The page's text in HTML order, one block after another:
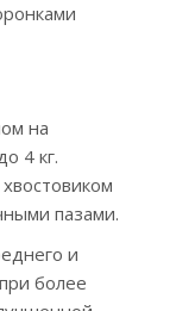
на
4 кг.
пазами.
и
более